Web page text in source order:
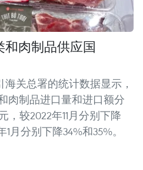
肉制品供应国
关总署的统计数据显示，
肉制品进口量和进口额分
，较2022年11月分别下降
月分别下降34%和35%。